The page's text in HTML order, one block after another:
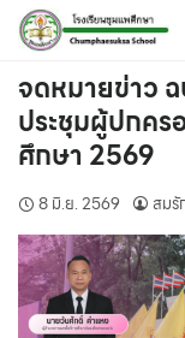
Skip
content
จดหมายข่าว
ประชุมผู้ปกคร
ศึกษา 2569
8 มิ.ย. 2569 สมรั